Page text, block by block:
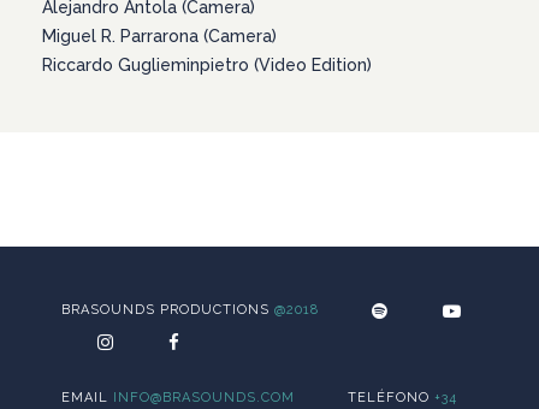
Alejandro Antola (Camera)
Miguel R. Parrarona (Camera)
Riccardo Guglieminpietro (Video Edition)
BRASOUNDS PRODUCTIONS @2018
EMAIL INFO@BRASOUNDS.COM TELÉFONO +34